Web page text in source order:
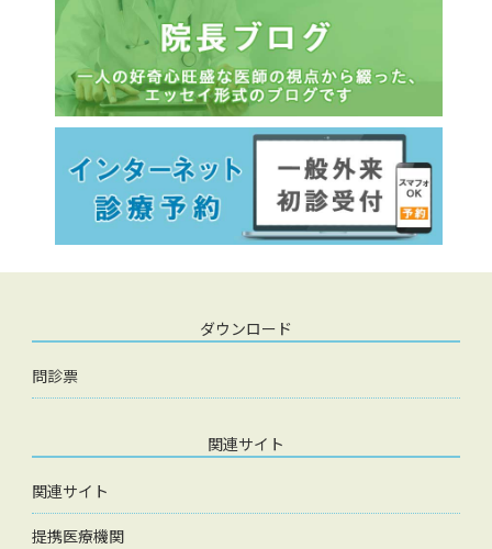
ダウンロード
問診票
関連サイト
関連サイト
提携医療機関